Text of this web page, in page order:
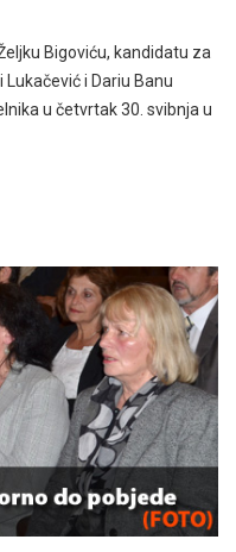
Bigoviću, kandidatu za
i Dariu Banu
u četvrtak 30. svibnja u